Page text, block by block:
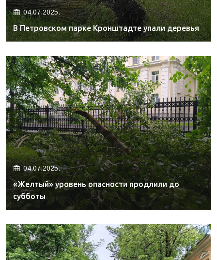
04.07.2025.
В Петровском парке Кронштадте упали деревья
04.07.2025.
«Желтый» уровень опасности продлили до
субботы